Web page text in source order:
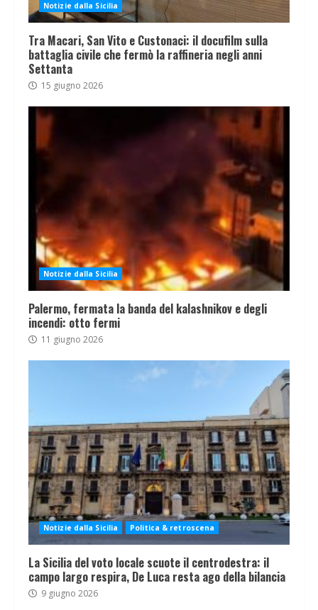
Notizie dalla Sicilia
Tra Macari, San Vito e Custonaci: il docufilm sulla
battaglia civile che fermò la raffineria negli anni
Settanta
15 giugno 2026
Notizie dalla Sicilia
Palermo, fermata la banda del kalashnikov e degli
incendi: otto fermi
11 giugno 2026
Notizie dalla Sicilia Politica & retroscena
La Sicilia del voto locale scuote il centrodestra: il
campo largo respira, De Luca resta ago della bilancia
9 giugno 2026